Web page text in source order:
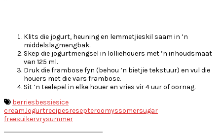
Klits die jogurt, heuning en lemmetjieskil saam in ’n
middelslagmengbak.
Skep die jogurtmengsel in lolliehouers met ’n inhoudsmaat
van 125 ml.
Druk die frambose fyn (behou ’n bietjie tekstuur) en vul die
houers met die vars frambose.
Sit ’n teelepel in elke houer en vries vir 4 uur of oornag.
berriesbessiesice
creamJogurtrecipesresepteroomyssomersugar
freesuikervrysummer